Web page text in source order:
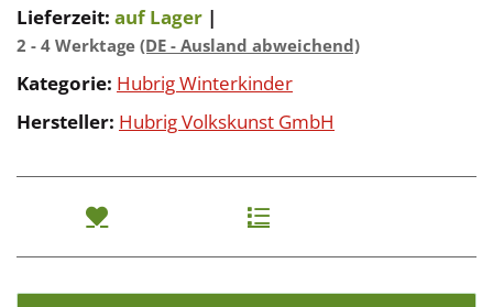
Lieferzeit: auf Lager |
2 - 4 Werktage (DE - Ausland abweichend)
Kategorie: Hubrig Winterkinder
Hersteller: Hubrig Volkskunst GmbH